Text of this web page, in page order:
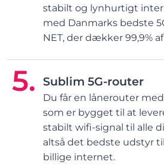
stabilt og lynhurtigt
med Danmarks bedste
NET, der dækker 99,9%
Sublim 5G-router
Du får en lånerouter
som er bygget til at
stabilt wifi-signal til alle
altså det bedste udstyr
billige internet.